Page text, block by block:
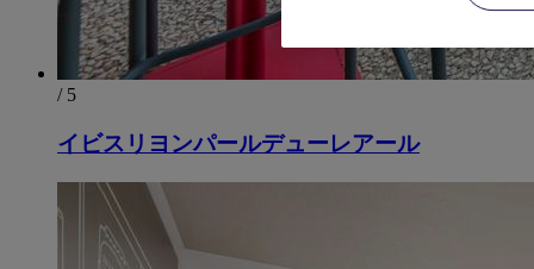
/ 5
イビスリヨンパールデューレアール